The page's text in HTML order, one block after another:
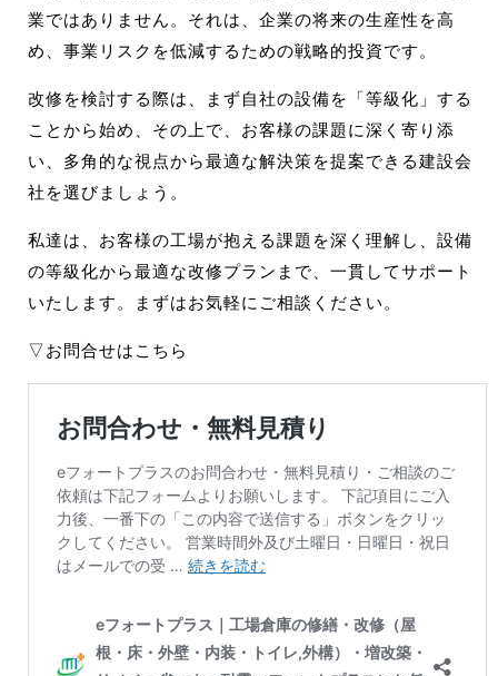
業ではありません。それは、企業の将来の生産性を高
め、事業リスクを低減するための戦略的投資です。
改修を検討する際は、まず自社の設備を「等級化」する
ことから始め、その上で、お客様の課題に深く寄り添
い、多角的な視点から最適な解決策を提案できる建設会
社を選びましょう。
私達は、お客様の工場が抱える課題を深く理解し、設備
の等級化から最適な改修プランまで、一貫してサポート
いたします。まずはお気軽にご相談ください。
▽お問合せはこちら